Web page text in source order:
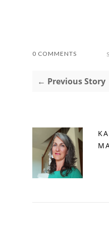
0 COMMENTS
← Previous Story